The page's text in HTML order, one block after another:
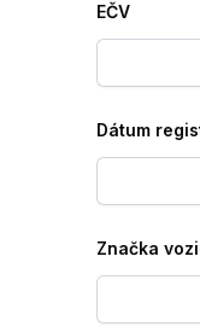
EČV
Dátum
Značka